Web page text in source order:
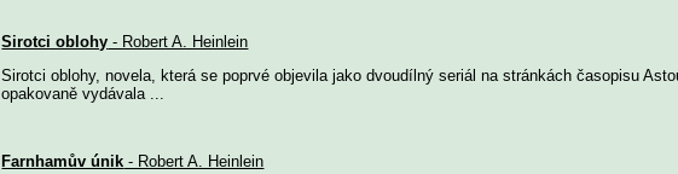
Sirotci oblohy - Robert A. Heinlein
Sirotci oblohy, novela, která se poprvé objevila jako dvoudílný seriál na stránkách časopisu
opakovaně vydávala ...
Farnhamův únik - Robert A. Heinlein